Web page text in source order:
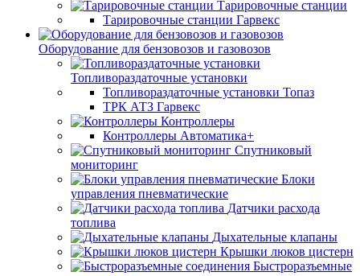
Тарировочные станции
Тарировочные станции Гарвекс
Оборудование для бензовозов и газовозов
Топливораздаточные установки
Топливораздаточные установки Топаз
ТРК АТЗ Гарвекс
Контроллеры
Контроллеры Автоматика+
Спутниковый
мониторинг
Блоки
управления пневматические
Датчики расхода
топлива
Дыхательные клапаны
Крышки люков цистерн
Быстроразъемные